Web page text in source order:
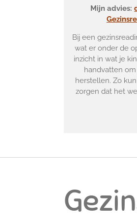
Mijn advies:
Bij een
wat er onder de
inzicht in wat je
handvatten
herstellen. Zo
zorgen dat het